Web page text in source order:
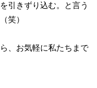
引きずり込む。と言う
笑）
、お気軽に私たちまで